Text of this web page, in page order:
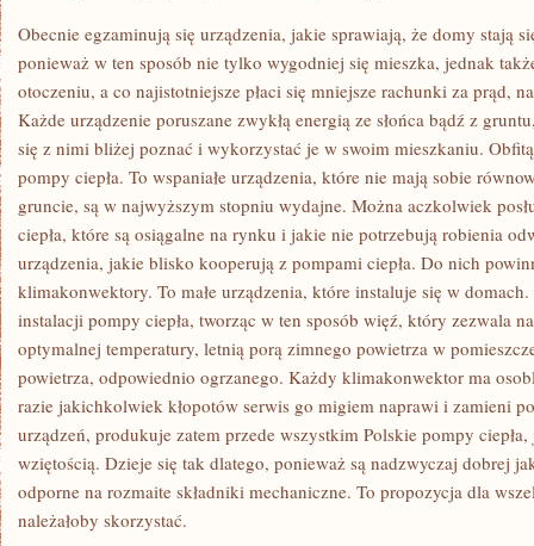
CIEPŁA
W
SWOIM
DOMU,
MA
SIĘ
DO
TEGO
POPRAWNE
Obecnie egzaminują się urządzenia, jakie sprawiają, że domy stają
ponieważ w ten sposób nie tylko wygodniej się mieszka, jednak
otoczeniu, a co najistotniejsze płaci się mniejsze rachunki za prąd,
Każde urządzenie poruszane zwykłą energią ze słońca bądź z
się z nimi bliżej poznać i wykorzystać je w swoim mieszkaniu.
pompy ciepła. To wspaniałe urządzenia, które nie mają sobie
gruncie, są w najwyższym stopniu wydajne. Można aczkolwiek
ciepła, które są osiągalne na rynku i jakie nie potrzebują robienia
urządzenia, jakie blisko kooperują z pompami ciepła. Do nich
klimakonwektory. To małe urządzenia, które instaluje się w domach.
instalacji pompy ciepła, tworząc w ten sposób więź, który zezwala
optymalnej temperatury, letnią porą zimnego powietrza w
powietrza, odpowiednio ogrzanego. Każdy klimakonwektor ma
razie jakichkolwiek kłopotów serwis go migiem naprawi i zamieni
urządzeń, produkuje zatem przede wszystkim Polskie pompy ciepła,
wziętością. Dzieje się tak dlatego, ponieważ są nadzwyczaj dobrej
odporne na rozmaite składniki mechaniczne. To propozycja dla
należałoby skorzystać.